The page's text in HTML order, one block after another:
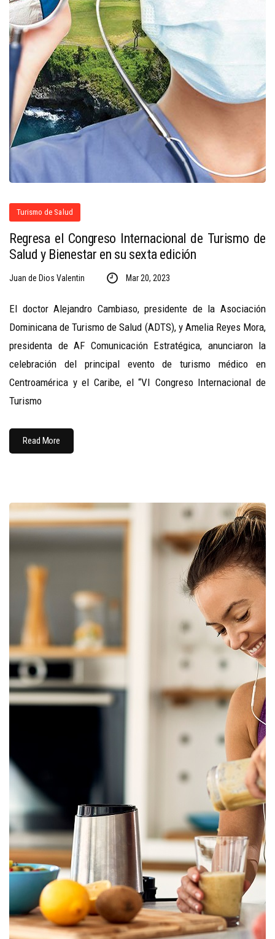
Turismo de Salud
Regresa el Congreso Internacional de Turismo de
Salud y Bienestar en su sexta edición
Juan de Dios Valentin Mar 20, 2023
El doctor Alejandro Cambiaso, presidente de la Asociación
Dominicana de Turismo de Salud (ADTS), y Amelia Reyes Mora,
presidenta de AF Comunicación Estratégica, anunciaron la
celebración del principal evento de turismo médico en
Centroamérica y el Caribe, el “VI Congreso Internacional de
Turismo
Read More